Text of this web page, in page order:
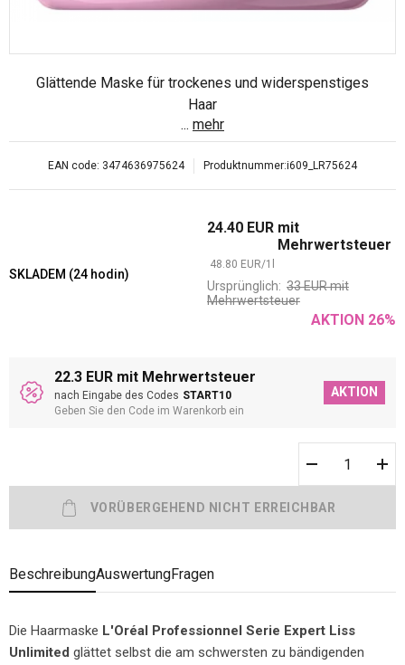
Glättende Maske für trockenes und widerspenstiges
Haar
... mehr
EAN code: 3474636975624 Produktnummer:i609_LR75624
SKLADEM (24 hodin)
24.40 EUR mit
Mehrwertsteuer
48.80 EUR/1
Ursprünglich: 33EURmit
Mehrwertsteuer
AKTION 26%
22.3 EUR mit Mehrwertsteuer
nach Eingabe des Codes START10
Geben Sie den Code im Warenkorb ein
AKTION
BeschreibungAuswertungFragen
Die Haarmaske L'Oréal Professionnel Serie Expert Liss
Unlimited glättet selbst die am schwersten zu bändigenden